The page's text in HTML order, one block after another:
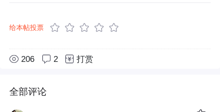
给本帖投票
206 2 打赏
全部评论